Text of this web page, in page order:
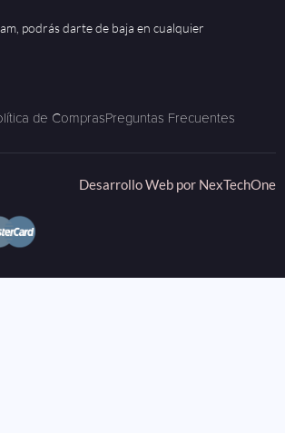
podrás darte de baja en cualquier
de ComprasPreguntas Frecuentes
Desarrollo Web por NexTechOne